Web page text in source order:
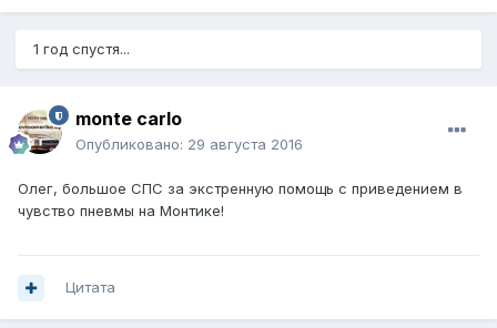
1 год спустя...
monte carlo
Опубликовано: 29 августа 2016
Олег, большое СПС за экстренную помощь с приведением в
чувство пневмы на Монтике!
Цитата